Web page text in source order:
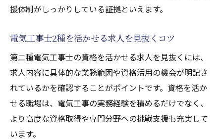
援体制がしっかりしている証拠といえます。
電気工事士2種を活かせる求人を見抜くコツ
第二種電気工事士の資格を活かせる求人を見抜くには、
求人内容に具体的な業務範囲や資格活用の機会が明記さ
れているかを確認することがポイントです。資格を活か
せる職場は、電気工事の実務経験を積めるだけでなく、
より高度な資格取得や専門分野への挑戦支援も充実して
います。